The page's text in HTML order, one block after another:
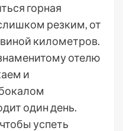
горная
резким, от
километров.
отелю
и
один день.
успеть